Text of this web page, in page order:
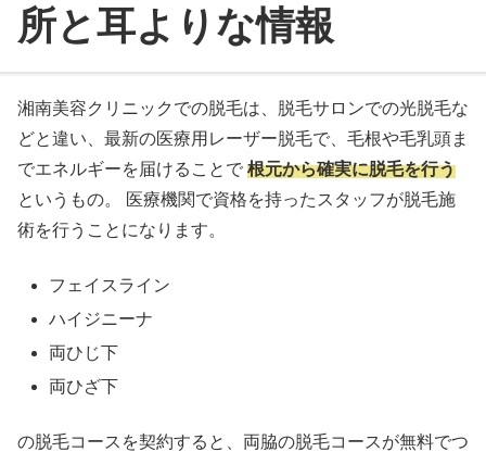
所と耳よりな情報
湘南美容クリニックでの脱毛は、脱毛サロンでの光脱毛な
どと違い、最新の医療用レーザー脱毛で、毛根や毛乳頭ま
でエネルギーを届けることで 根元から確実に脱毛を行う
というもの。 医療機関で資格を持ったスタッフが脱毛施
術を行うことになります。
フェイスライン
ハイジニーナ
両ひじ下
両ひざ下
の脱毛コースを契約すると、両脇の脱毛コースが無料でつ